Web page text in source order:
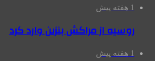
1 هفته پیش
روسیه از مراکش بنزین وارد کرد
1 هفته پیش